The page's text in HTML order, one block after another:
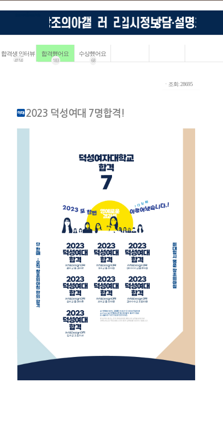
합격생 인터뷰
4114
합격했어요
183
수상했어요
68
ㆍ조회: 28695
2023 덕성여대 7명합격!